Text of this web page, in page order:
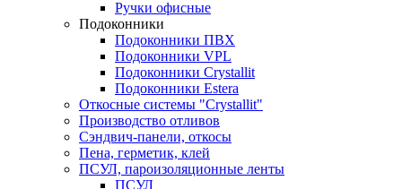
Ручки офисные
Подоконники
Подоконники ПВХ
Подоконники VPL
Подоконники Crystallit
Подоконники Estera
Откосные системы "Crystallit"
Производство отливов
Сэндвич-панели, откосы
Пена, герметик, клей
ПСУЛ, пароизоляционные ленты
ПСУЛ